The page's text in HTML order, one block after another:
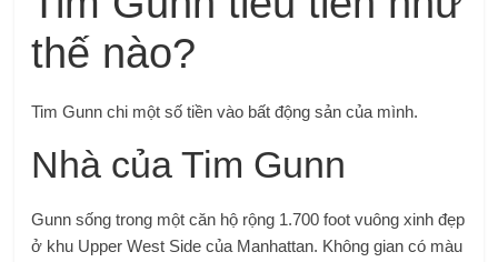
thế nào?
Tim Gunn chi một số tiền vào bất động sản của mình.
Nhà của Tim Gunn
Gunn sống trong một căn hộ rộng 1.700 foot vuông xinh đẹp
ở khu Upper West Side của Manhattan. Không gian có màu